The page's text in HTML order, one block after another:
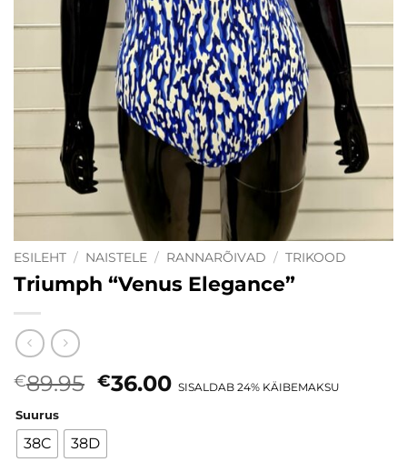
ESILEHT / NAISTELE / RANNARÕIVAD / TRIKOOD
Triumph “Venus Elegance”
€89.95 Algne
oli:
€89.95.
€36.00Current
SISALDAB 24% KÄIBEMAKSU
Suurus
38C 38D